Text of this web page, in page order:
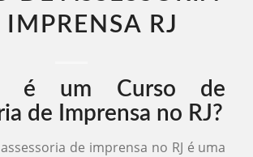
IMPRENSA RJ​
é um Curso de
de Imprensa no RJ?
de imprensa no RJ é uma